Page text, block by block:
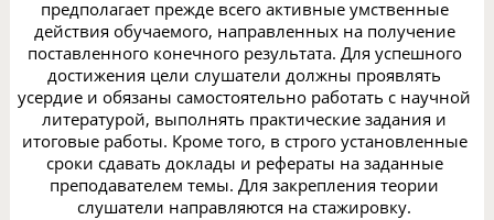
предполагает прежде всего активные умственные
действия обучаемого, направленных на получение
поставленного конечного результата. Для успешного
достижения цели слушатели должны проявлять
усердие и обязаны самостоятельно работать с научной
литературой, выполнять практические задания и
итоговые работы. Кроме того, в строго установленные
сроки сдавать доклады и рефераты на заданные
преподавателем темы. Для закрепления теории
слушатели направляются на стажировку.